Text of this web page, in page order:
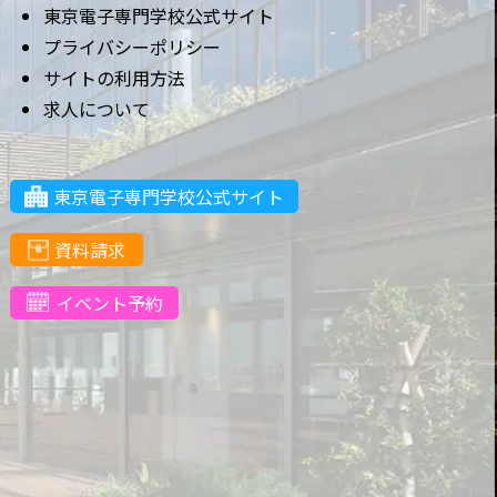
東京電子専門学校公式サイト
プライバシーポリシー
サイトの利用方法
求人について
東京電子専門学校公式サイト
資料請求
イベント予約